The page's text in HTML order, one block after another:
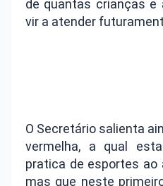
de quantas crianças e
vir a atender
O Secretário salienta
vermelha, a qual
pratica de esportes ao
mas que neste